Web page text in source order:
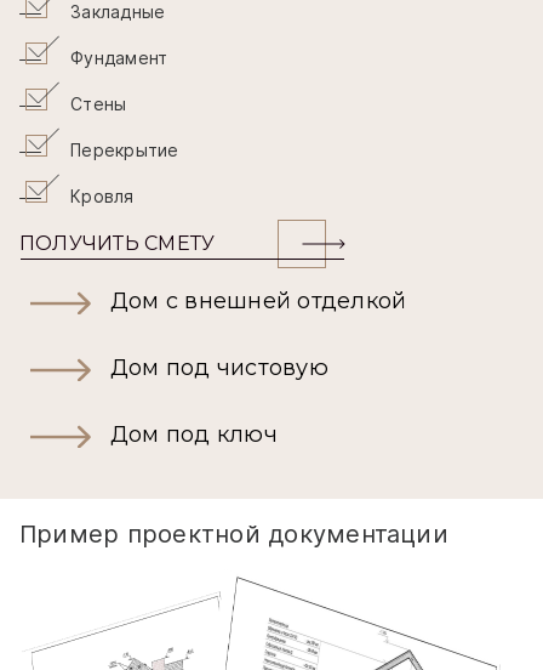
Закладные
Фундамент
Стены
Перекрытие
Кровля
ПОЛУЧИТЬ СМЕТУ
Дом с внешней отделкой
Дом под чистовую
Дом под ключ
Пример проектной документации